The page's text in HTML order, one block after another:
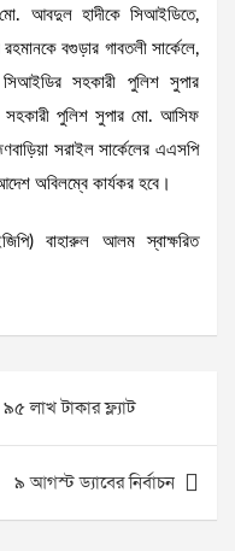
আবদুল হাদীকে সিআইডিতে,
বগুড়ার গাবতলী সার্কেলে,
সহকারী পুলিশ সুপার
সহকারী পুলিশ সুপার মো. আসিফ
সরাইল সার্কেলের এএসপি
অবিলম্বে কার্যকর হবে।
বাহারুল আলম স্বাক্ষরিত
লাখ টাকার ফ্ল্যাট
৯ আগস্ট ড্যাবের নির্বাচন